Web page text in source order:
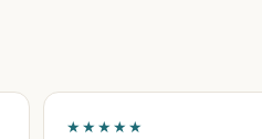
★★★★★